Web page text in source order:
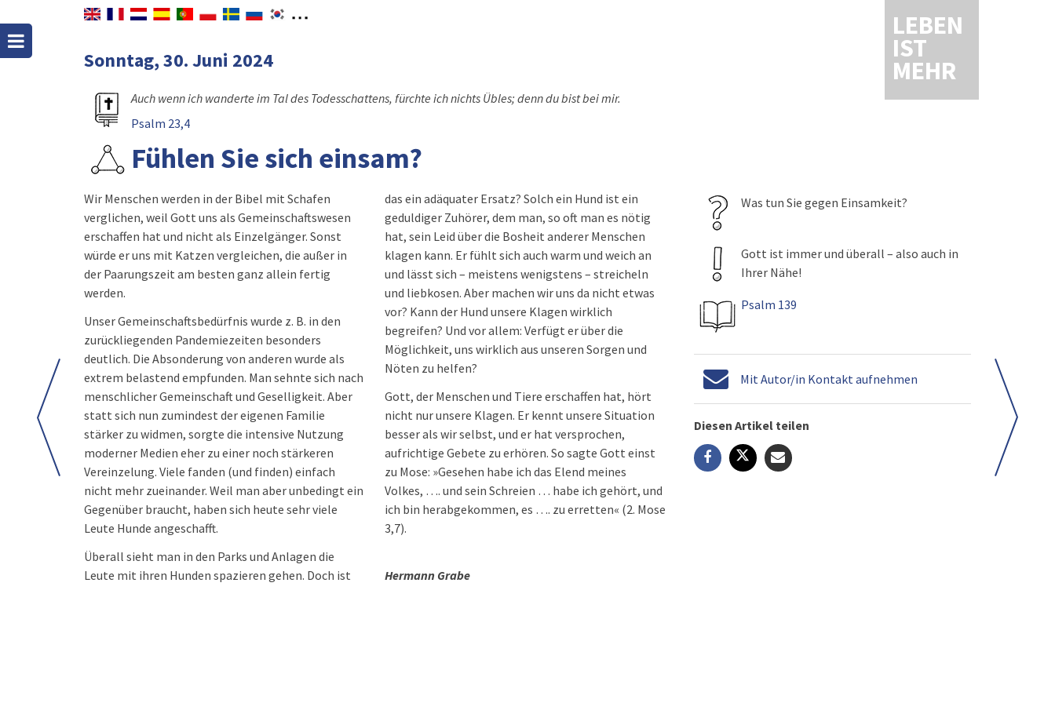
LEBEN
IST
MEHR
Sonntag, 30. Juni 2024
Auch wenn ich wanderte im Tal des Todesschattens, fürchte ich nichts Übles; denn du bist bei mir.
Psalm 23,4
Fühlen Sie sich einsam?
Wir Menschen werden in der Bibel mit Schafen
verglichen, weil Gott uns als Gemeinschaftswesen
erschaffen hat und nicht als Einzelgänger. Sonst
würde er uns mit Katzen vergleichen, die außer in
der Paarungszeit am besten ganz allein fertig
werden.
Unser Gemeinschaftsbedürfnis wurde z. B. in den
zurückliegenden Pandemiezeiten besonders
deutlich. Die Absonderung von anderen wurde als
extrem belastend empfunden. Man sehnte sich nach
menschlicher Gemeinschaft und Geselligkeit. Aber
statt sich nun zumindest der eigenen Familie
stärker zu widmen, sorgte die intensive Nutzung
moderner Medien eher zu einer noch stärkeren
Vereinzelung. Viele fanden (und finden) einfach
nicht mehr zueinander. Weil man aber unbedingt ein
Gegenüber braucht, haben sich heute sehr viele
Leute Hunde angeschafft.
Überall sieht man in den Parks und Anlagen die
Leute mit ihren Hunden spazieren gehen. Doch ist
das ein adäquater Ersatz? Solch ein Hund ist ein
geduldiger Zuhörer, dem man, so oft man es nötig
hat, sein Leid über die Bosheit anderer Menschen
klagen kann. Er fühlt sich auch warm und weich an
und lässt sich – meistens wenigstens – streicheln
und liebkosen. Aber machen wir uns da nicht etwas
vor? Kann der Hund unsere Klagen wirklich
begreifen? Und vor allem: Verfügt er über die
Möglichkeit, uns wirklich aus unseren Sorgen und
Nöten zu helfen?
Gott, der Menschen und Tiere erschaffen hat, hört
nicht nur unsere Klagen. Er kennt unsere Situation
besser als wir selbst, und er hat versprochen,
aufrichtige Gebete zu erhören. So sagte Gott einst
zu Mose: »Gesehen habe ich das Elend meines
Volkes, …. und sein Schreien … habe ich gehört, und
ich bin herabgekommen, es …. zu erretten« (2. Mose
3,7).
Hermann Grabe
Was tun Sie gegen Einsamkeit?
Gott ist immer und überall – also auch in
Ihrer Nähe!
Psalm 139
Mit Autor/in Kontakt aufnehmen
Diesen Artikel teilen